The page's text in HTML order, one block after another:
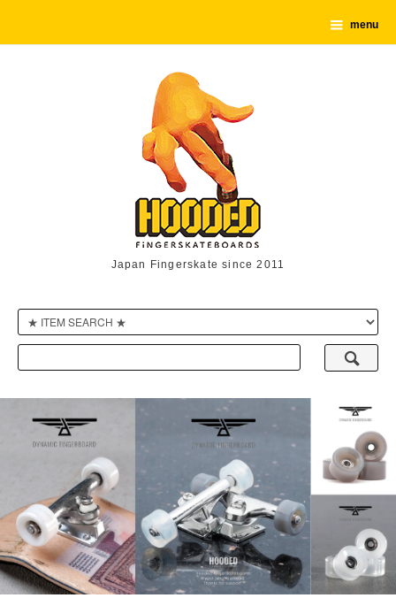
menu
Japan Fingerskate since 2011